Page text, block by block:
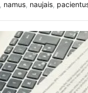
, namus, naujais,